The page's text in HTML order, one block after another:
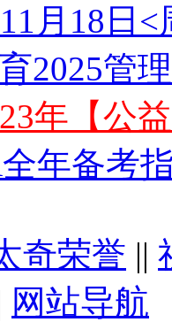
月18日
2025管
年【公
年备考
奇荣誉 ||
网站导航